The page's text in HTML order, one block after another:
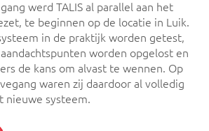
werd TALIS al parallel aan het
te beginnen op de locatie in Luik.
in de praktijk worden getest,
worden opgelost en
de kans om alvast te wennen. Op
waren zij daardoor al volledig
nieuwe systeem.